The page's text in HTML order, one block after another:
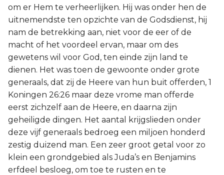
om er Hem te verheerlijken. Hij was onder hen de
uitnemendste ten opzichte van de Godsdienst, hij
nam de betrekking aan, niet voor de eer of de
macht of het voordeel ervan, maar om des
gewetens wil voor God, ten einde zijn land te
dienen. Het was toen de gewoonte onder grote
generaals, dat zij de Heere van hun buit offerden, 1
Koningen 26:26 maar deze vrome man offerde
eerst zichzelf aan de Heere, en daarna zijn
geheiligde dingen. Het aantal krijgslieden onder
deze vijf generaals bedroeg een miljoen honderd
zestig duizend man. Een zeer groot getal voor zo
klein een grondgebied als Juda’s en Benjamins
erfdeel besloeg, om toe te rusten en te